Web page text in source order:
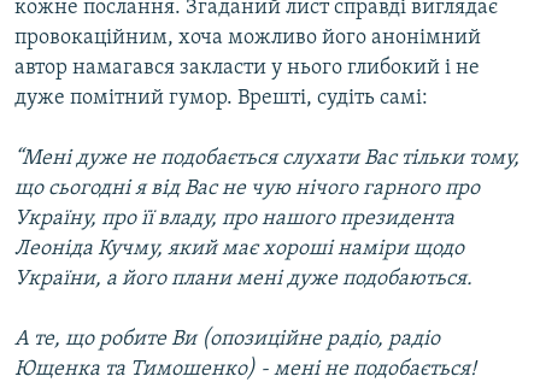
кожне послання. Згаданий лист справді виглядає
провокаційним, хоча можливо його анонімний
автор намагався закласти у нього глибокий і не
дуже помітний гумор. Врешті, судіть самі:
“Мені дуже не подобається слухати Вас тільки тому,
що сьогодні я від Вас не чую нічого гарного про
Україну, про її владу, про нашого президента
Леоніда Кучму, який має хороші наміри щодо
України, а його плани мені дуже подобаються.
А те, що робите Ви (опозиційне радіо, радіо
Ющенка та Тимошенко) - мені не подобається!